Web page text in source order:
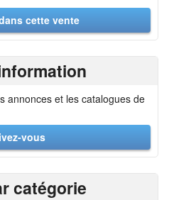
annonces et les catalogues de
vous
catégorie